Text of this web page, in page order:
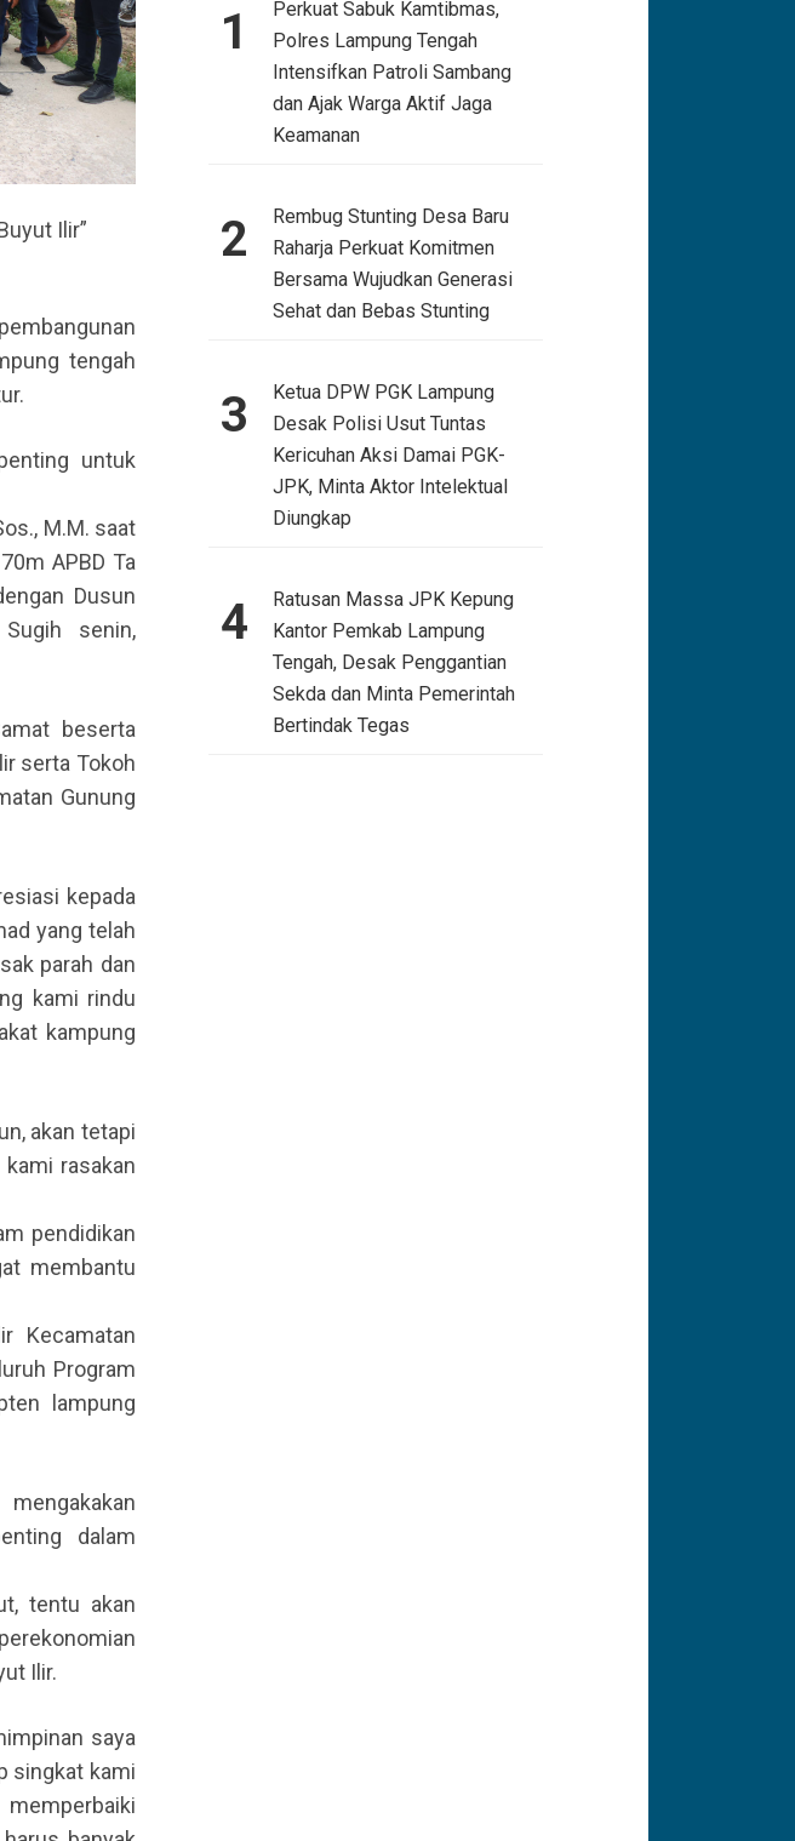
Ilir”
tengah
untuk
M.M. saat
APBD Ta
Dusun
senin,
beserta
serta Tokoh
Gunung
kepada
yang telah
parah dan
kami rindu
kampung
akan tetapi
rasakan
pendidikan
membantu
Kecamatan
Program
lampung
dalam
tentu akan
Ilir.
saya
singkat kami
1
Perkuat Sabuk Kamtibmas,
Polres Lampung Tengah
Intensifkan Patroli Sambang
dan Ajak Warga Aktif Jaga
Keamanan
2
Rembug Stunting Desa Baru
Raharja Perkuat Komitmen
Bersama Wujudkan Generasi
Sehat dan Bebas Stunting
3
Ketua DPW PGK Lampung
Desak Polisi Usut Tuntas
Kericuhan Aksi Damai PGK-
JPK, Minta Aktor Intelektual
Diungkap
4
Ratusan Massa JPK Kepung
Kantor Pemkab Lampung
Tengah, Desak Penggantian
Sekda dan Minta Pemerintah
Bertindak Tegas